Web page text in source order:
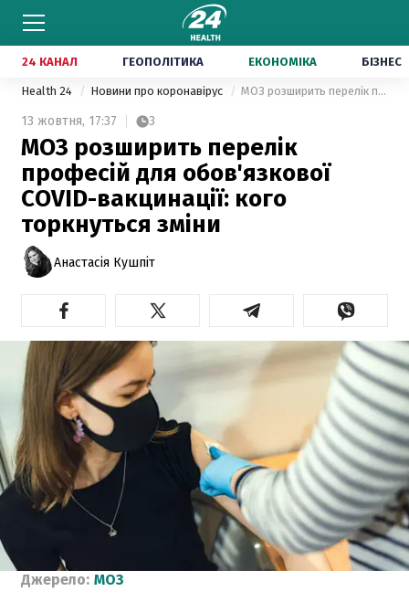
24 КАНАЛ ГЕОПОЛІТИКА ЕКОНОМІКА БІЗНЕС
Health 24 Новини про коронавірус МОЗ розширить перелік професій для обов'язкової COVID-вакцинації: кого торкнуться зміни
13 жовтня, 17:37 3
МОЗ розширить перелік
професій для обов'язкової
COVID-вакцинації: кого
торкнуться зміни
Анастасія Кушпіт
Джерело: МОЗ